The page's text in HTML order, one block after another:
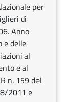
per
di
Anno
e delle
al
e al
n. 159 del
2011 e